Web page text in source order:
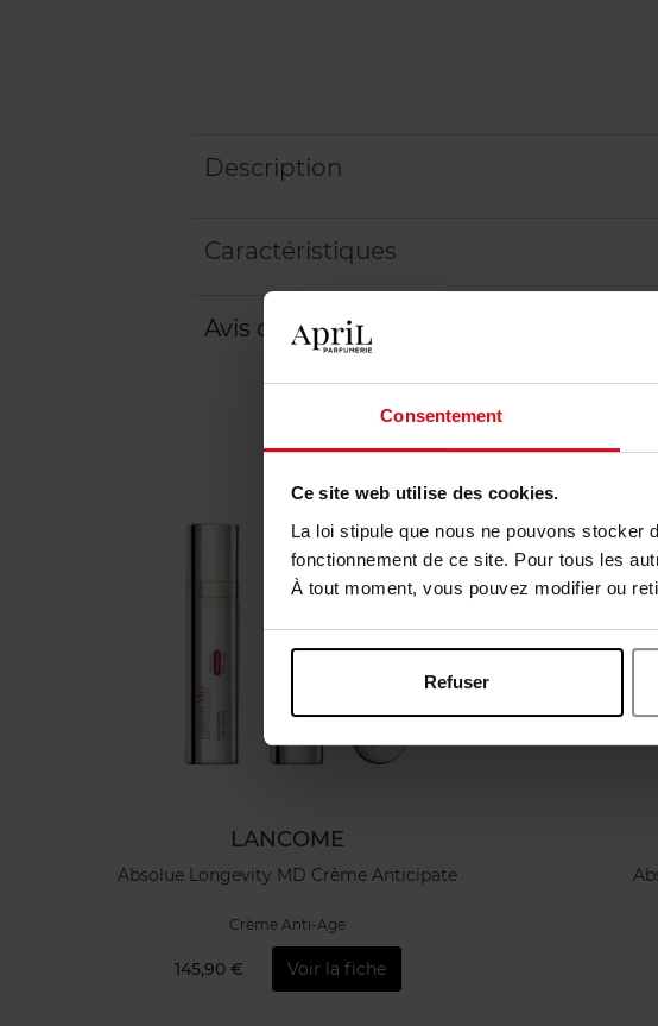
Consentement
Ce site web utilise des cookies.
La loi stipule que nous ne pouvons stocker
fonctionnement de ce site. Pour tous les
À tout moment, vous pouvez modifier ou
Refuser
Description
Caractéristiques
Avis client Politique relative aux avis des clients
LANCOME
Absolue Longevity MD Crème Anticipate
Crème Anti-Age
145,90 € Voir la fiche